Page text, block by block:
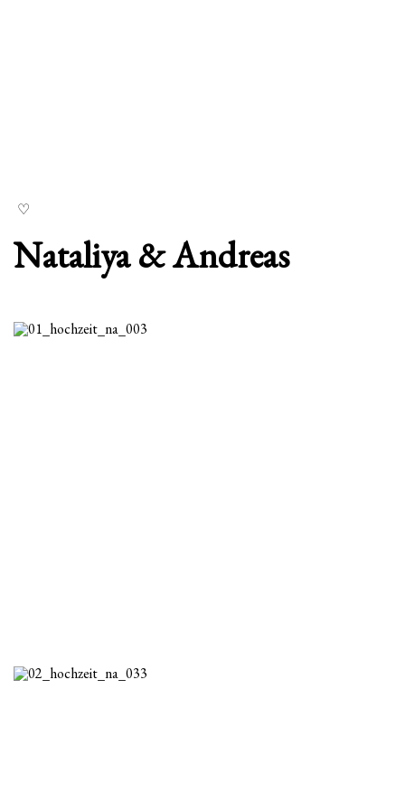
Nataliya & Andreas